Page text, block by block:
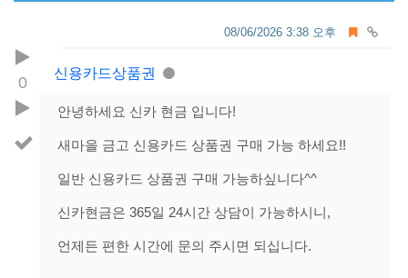
0
08/06/2026 3:38 오후
신용카드상품권
안녕하세요 신카 현금 입니다!
새마을 금고 신용카드 상품권 구매 가능 하세요!!
일반 신용카드 상품권 구매 가능하싶니다^^
신카현금은 365일 24시간 상담이 가능하시니,
언제든 편한 시간에 문의 주시면 되십니다.